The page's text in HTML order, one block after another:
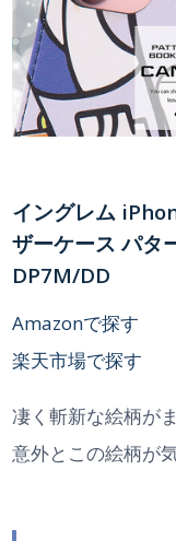
イングレム
ザーケース パタ
DP7M/DD
Amazonで探す
楽天市場で探す
凄く斬新な絵柄が
意外とこの絵柄が